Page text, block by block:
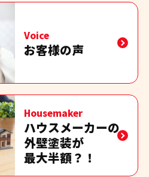
Voice
お客様の声
Housemaker
ハウスメーカーの
外壁塗装が
最大半額？！